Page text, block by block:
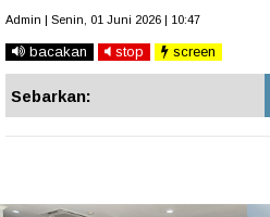
Admin | Senin, 01 Juni 2026 | 10:47
bacakan stop screen
Sebarkan: